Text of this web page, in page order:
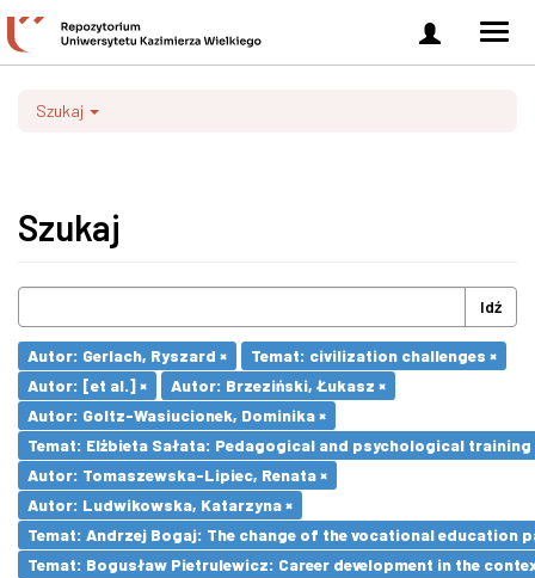
Zaloguj
się
Szukaj
Szukaj
Idź
Autor: Gerlach, Ryszard ×
Temat: civilization challenges ×
Autor: [et al.] ×
Autor: Brzeziński, Łukasz ×
Autor: Goltz-Wasiucionek, Dominika ×
Temat: Elżbieta Sałata: Pedagogical and psychological
Autor: Tomaszewska-Lipiec, Renata ×
Autor: Ludwikowska, Katarzyna ×
Temat: Andrzej Bogaj: The change of the vocational education
Temat: Bogusław Pietrulewicz: Career development in the